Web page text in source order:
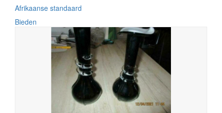
Afrikaanse standaard
Bieden